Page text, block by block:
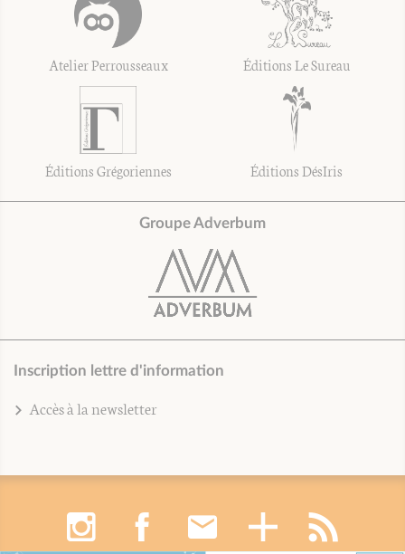
Atelier Perrousseaux Éditions Le Sureau
Éditions Grégoriennes Éditions DésIris
Groupe Adverbum
Inscription lettre d'information
Accès à la newsletter